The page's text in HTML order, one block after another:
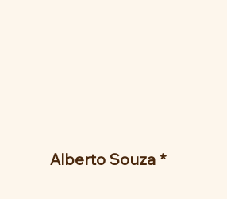
Alberto Souza *